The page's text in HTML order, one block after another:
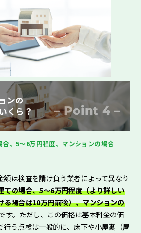
ンの
くら？
– Point 4 –
合、5～6万円程度、マンションの場合
額は検査を請け負う業者によって異なり
ての場合、5～6万円程度（より詳しい
る場合は10万円前後）、マンションの
す。ただし、この価格は基本料金の価
行う点検は一般的に、床下や小屋裏（屋